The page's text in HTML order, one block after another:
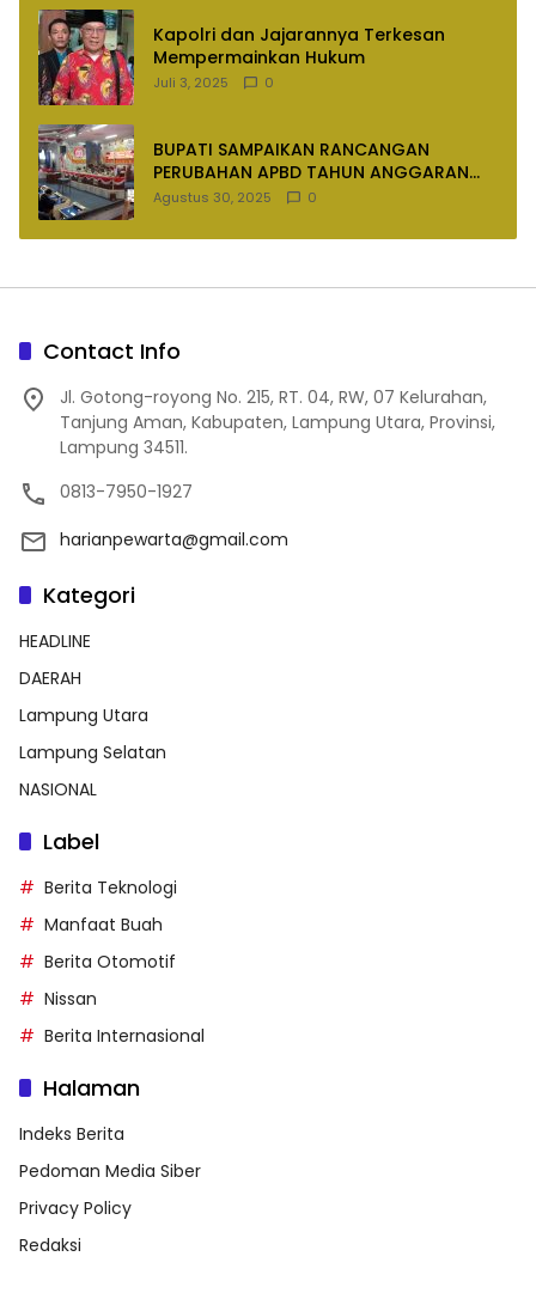
Kapolri dan Jajarannya Terkesan
Mempermainkan Hukum
Juli 3, 2025 0
BUPATI SAMPAIKAN RANCANGAN
PERUBAHAN APBD TAHUN ANGGARAN
2025
Agustus 30, 2025 0
Contact Info
Jl. Gotong-royong No. 215, RT. 04, RW, 07 Kelurahan,
Tanjung Aman, Kabupaten, Lampung Utara, Provinsi,
Lampung 34511.
0813-7950-1927
harianpewarta@gmail.com
Kategori
HEADLINE
DAERAH
Lampung Utara
Lampung Selatan
NASIONAL
Label
Berita Teknologi
Manfaat Buah
Berita Otomotif
Nissan
Berita Internasional
Halaman
Indeks Berita
Pedoman Media Siber
Privacy Policy
Redaksi